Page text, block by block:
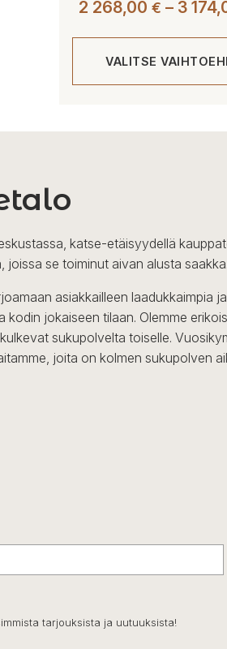
2 268,00 € – 3
VALITSE
tuotteella
muunnelma.
Voit
tehdä
valinnat
sivulla.
katse-etäisyydellä
joissa se toiminut aivan alusta saakka.
asiakkailleen laadukkaimpia
jokaiseen tilaan. Olemme
sukupolvelta toiselle.
joita on kolmen sukupolven
tarjouksista ja uutuuksista!